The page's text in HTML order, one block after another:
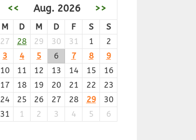
<< Aug. 2026 >>
M D M D F S
S
27
28 29 30 31 1
2
3
4 5 6 7 8
9
10
11 12 13 14 15
16
17
18 19 20 21 22
23
24
25 26 27 28 29
30
31
1 2 3 4 5 6